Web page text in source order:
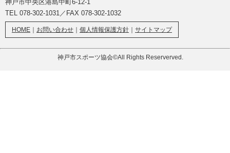
神戸市中央区港島中町6-12-1
TEL 078-302-1031／FAX 078-302-1032
HOME ｜ お問い合わせ ｜ 個人情報保護方針 ｜ サイトマップ
神戸市スポーツ協会©All Rights Reserverved.